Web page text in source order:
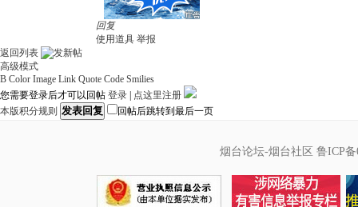
回复
使用道具 举报
返回列表
高级模式
B Color Image Link Quote Code Smilies
您需要登录后才可以回帖 登录
点这里注册
本版积分规则 发表回复 回帖后跳转到最后一页
烟台论坛-烟台社区 鲁ICP备